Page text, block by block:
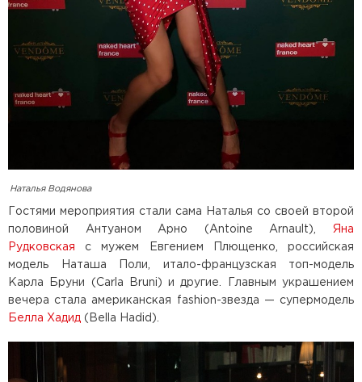
Наталья Водянова
Гостями мероприятия стали сама Наталья со своей второй
половиной Антуаном Арно (Antoine Arnault), Яна
Рудковская с мужем Евгением Плющенко, российская
модель Наташа Поли, итало-французская топ-модель
Карла Бруни (Carla Bruni) и другие. Главным украшением
вечера стала американская fashion-звезда — супермодель
Белла Хадид (Bella Hadid).